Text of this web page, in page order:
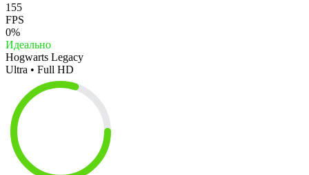
155
FPS
0%
Идеально
Hogwarts Legacy
Ultra • Full HD